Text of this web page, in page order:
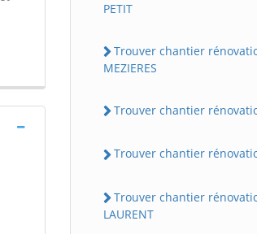
PETIT
Trouver chantier
MEZIERES
Trouver chantier
Trouver chantier
Trouver chantier
LAURENT